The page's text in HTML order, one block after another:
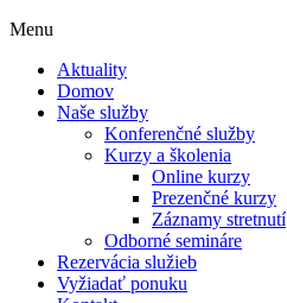
Menu
Aktuality
Domov
Naše služby
Konferenčné služby
Kurzy a školenia
Online kurzy
Prezenčné kurzy
Záznamy stretnutí
Odborné semináre
Rezervácia služieb
Vyžiadať ponuku